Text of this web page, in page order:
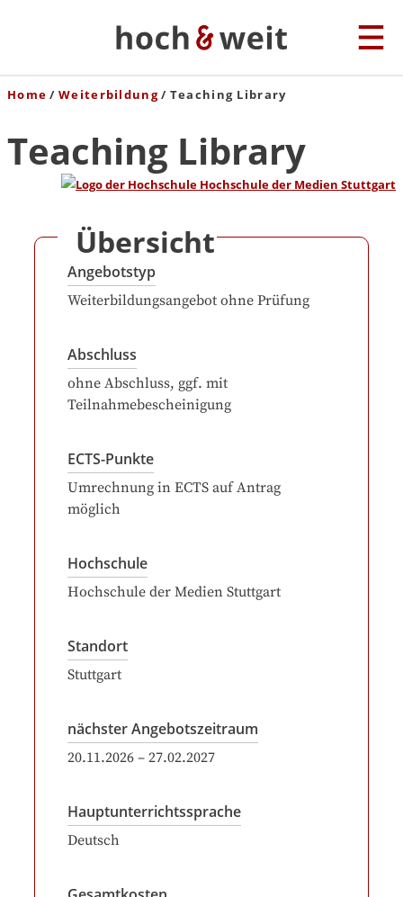
Home Weiterbildung Teaching Library
Teaching Library
Übersicht
Angebotstyp
Weiterbildungsangebot ohne Prüfung
Abschluss
ohne Abschluss, ggf. mit
Teilnahmebescheinigung
ECTS-Punkte
Umrechnung in ECTS auf Antrag
möglich
Hochschule
Hochschule der Medien Stuttgart
Standort
Stuttgart
nächster Angebotszeitraum
20.11.2026 – 27.02.2027
Hauptunterrichtssprache
Deutsch